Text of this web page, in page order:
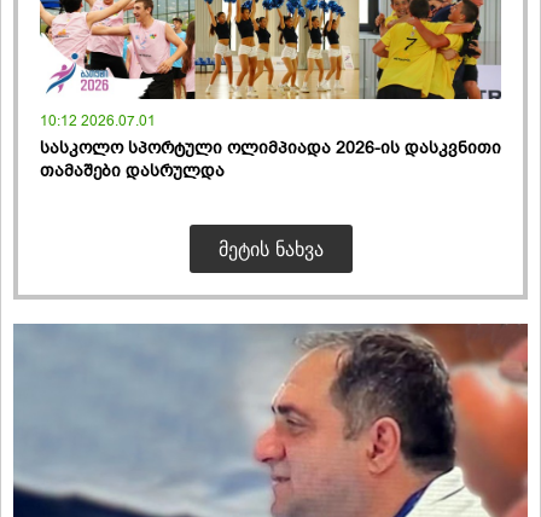
10:12 2026.07.01
სასკოლო სპორტული ოლიმპიადა 2026-ის დასკვნითი
თამაშები დასრულდა
ᲛᲔᲢᲘᲡ ᲜᲐᲮᲕᲐ